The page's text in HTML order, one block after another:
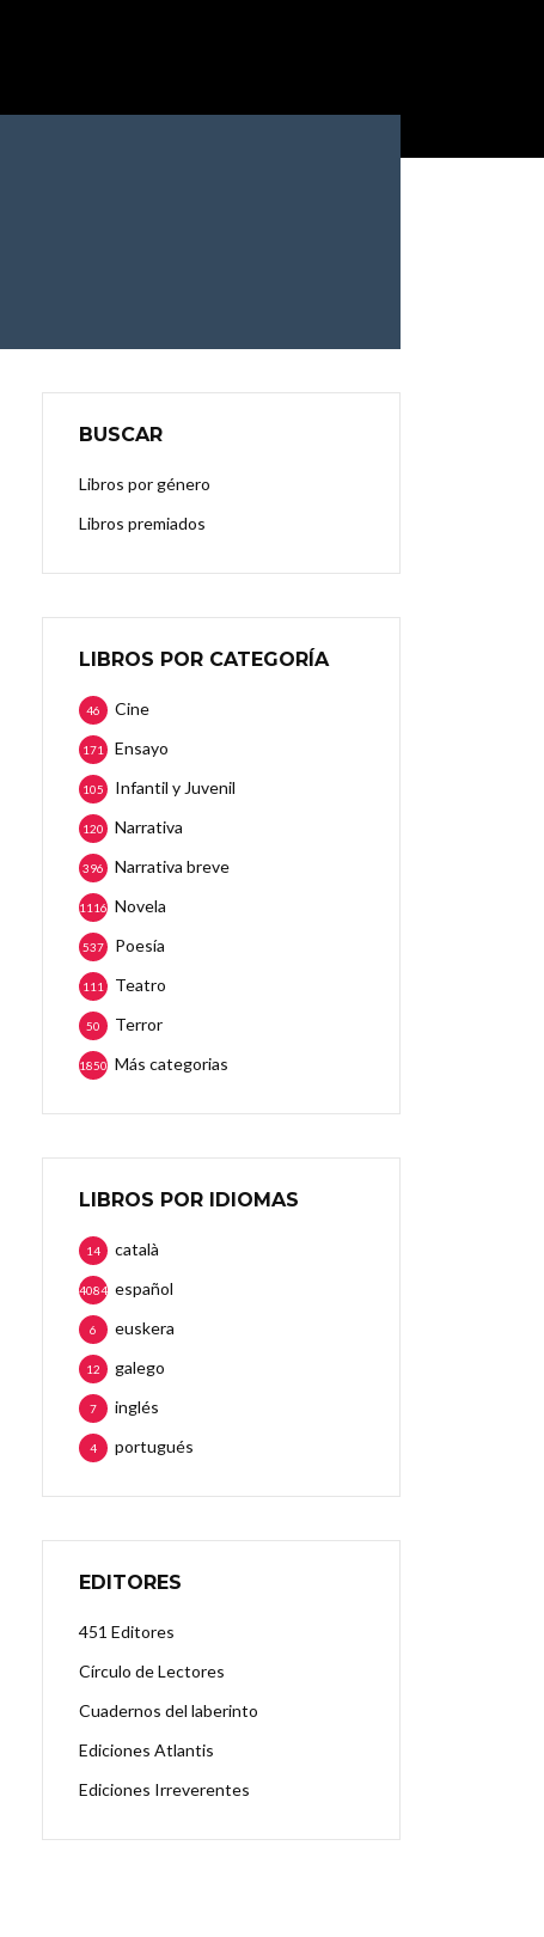
BUSCAR
Libros por género
Libros premiados
LIBROS POR CATEGORÍA
Cine
46
Ensayo
171
Infantil y Juvenil
105
Narrativa
120
Narrativa breve
396
Novela
1116
Poesía
537
Teatro
111
Terror
50
Más categorias
1850
LIBROS POR IDIOMAS
català
14
español
4084
euskera
6
galego
12
inglés
7
portugués
4
EDITORES
451 Editores
Círculo de Lectores
Cuadernos del laberinto
Ediciones Atlantis
Ediciones Irreverentes